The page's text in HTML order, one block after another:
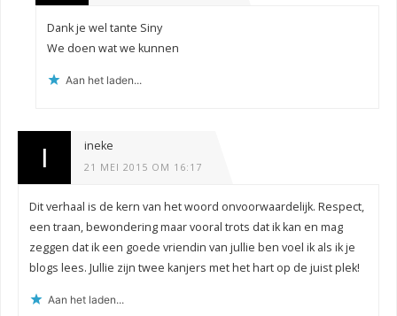
Dank je wel tante Siny
We doen wat we kunnen
Aan het laden...
ineke
21 MEI 2015 OM 16:17
Dit verhaal is de kern van het woord onvoorwaardelijk. Respect,
een traan, bewondering maar vooral trots dat ik kan en mag
zeggen dat ik een goede vriendin van jullie ben voel ik als ik je
blogs lees. Jullie zijn twee kanjers met het hart op de juist plek!
Aan het laden...